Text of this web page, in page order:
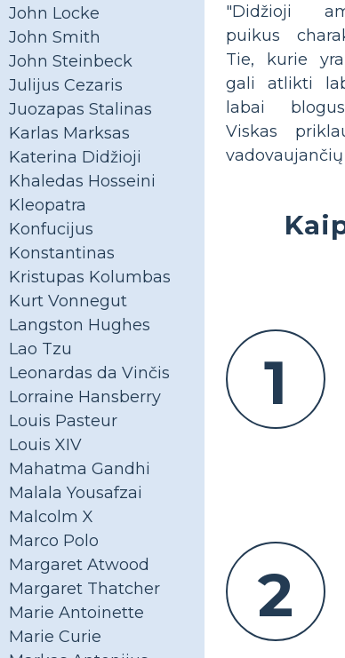
John Locke
John Smith
John Steinbeck
Julijus Cezaris
Juozapas Stalinas
Karlas Marksas
Katerina Didžioji
Khaledas Hosseini
Kleopatra
Konfucijus
Konstantinas
Kristupas Kolumbas
Kurt Vonnegut
Langston Hughes
Lao Tzu
Leonardas da Vinčis
Lorraine Hansberry
Louis Pasteur
Louis XIV
Mahatma Gandhi
Malala Yousafzai
Malcolm X
Marco Polo
Margaret Atwood
Margaret Thatcher
Marie Antoinette
Marie Curie
"Didžioji
puikus
Tie, kurie
gali atlikti
labai
Viskas
1
2